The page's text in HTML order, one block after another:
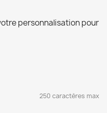
personnalisation pour
250 caractères max